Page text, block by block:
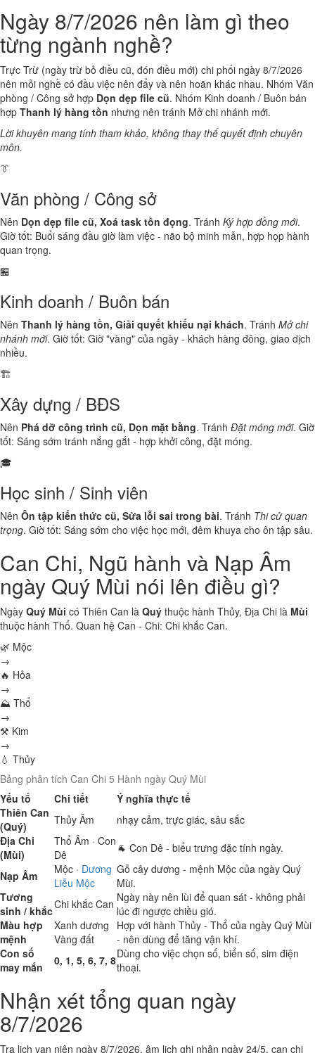
Ngày 8/7/2026 nên làm gì theo
từng ngành nghề?
Trực Trừ (ngày trừ bỏ điều cũ, đón điều mới) chi phối ngày 8/7/2026
nên mỗi nghề có đầu việc nên đẩy và nên hoãn khác nhau. Nhóm Văn
phòng / Công sở hợp Dọn dẹp file cũ. Nhóm Kinh doanh / Buôn bán
hợp Thanh lý hàng tồn nhưng nên tránh Mở chi nhánh mới.
Lời khuyên mang tính tham khảo, không thay thế quyết định chuyên
môn.
👔
Văn phòng / Công sở
Nên Dọn dẹp file cũ, Xoá task tồn đọng. Tránh Ký hợp đồng mới.
Giờ tốt: Buổi sáng đầu giờ làm việc - não bộ minh mẫn, hợp họp hành
quan trọng.
🏪
Kinh doanh / Buôn bán
Nên Thanh lý hàng tồn, Giải quyết khiếu nại khách. Tránh Mở chi
nhánh mới. Giờ tốt: Giờ "vàng" của ngày - khách hàng đông, giao dịch
nhiều.
🏗️
Xây dựng / BĐS
Nên Phá dỡ công trình cũ, Dọn mặt bằng. Tránh Đặt móng mới. Giờ
tốt: Sáng sớm tránh nắng gắt - hợp khởi công, đặt móng.
🎓
Học sinh / Sinh viên
Nên Ôn tập kiến thức cũ, Sửa lỗi sai trong bài. Tránh Thi cử quan
trọng. Giờ tốt: Sáng sớm cho việc học mới, đêm khuya cho ôn tập sâu.
Can Chi, Ngũ hành và Nạp Âm
ngày Quý Mùi nói lên điều gì?
Ngày Quý Mùi có Thiên Can là Quý thuộc hành Thủy, Địa Chi là Mùi
thuộc hành Thổ. Quan hệ Can - Chi: Chi khắc Can.
🌿 Mộc
→
🔥 Hỏa
→
⛰ Thổ
→
⚒ Kim
→
💧 Thủy
Bảng phân tích Can Chi 5 Hành ngày Quý Mùi
Yếu tố
Chi tiết
Ý nghĩa thực tế
Thiên Can
(Quý)
Thủy Âm
nhạy cảm, trực giác, sâu sắc
Địa Chi
(Mùi)
Thổ Âm · Con
Dê
🐐 Con Dê - biểu trưng đặc tính ngày.
Nạp Âm
Mộc · Dương
Liễu Mộc
Gỗ cây dương - mệnh Mộc của ngày Quý
Mùi.
Tương
sinh / khắcChi khắc Can Ngày này nên lùi để quan sát - không phải
lúc đi ngược chiều gió.
Màu hợp
mệnh
Xanh dương
Vàng đất
Hợp với hành Thủy - Thổ của ngày Quý Mùi
- nên dùng để tăng vận khí.
Con số
may mắn
0, 1, 5, 6, 7, 8Dùng cho việc chọn số, biển số, sim điện
thoại.
Nhận xét tổng quan ngày
8/7/2026
Tra lịch vạn niên ngày 8/7/2026, âm lịch ghi nhận ngày 24/5, can chi